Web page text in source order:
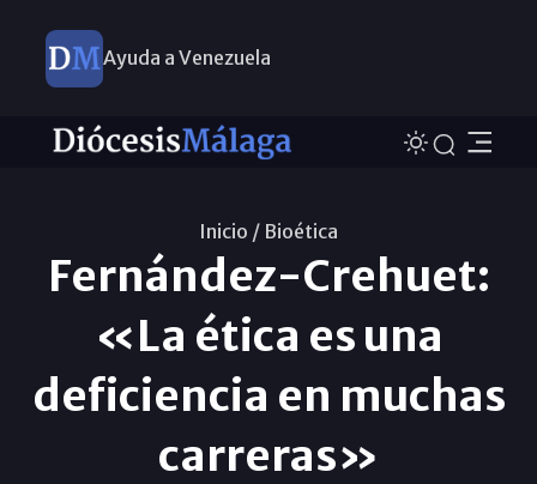
Ayuda a Venezuela
Inicio / Bioética
Fernández-Crehuet:
«La ética es una
deficiencia en muchas
carreras»